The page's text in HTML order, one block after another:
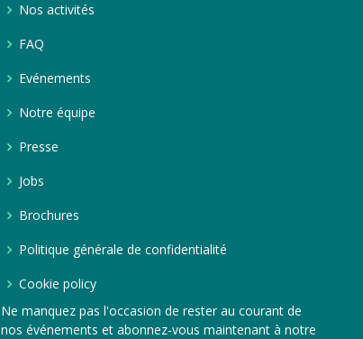
Nos activités
FAQ
Evénements
Notre équipe
Presse
Jobs
Brochures
Politique générale de confidentialité
Cookie policy
Ne manquez pas l'occasion de rester au courant de
nos événements et abonnez-vous maintenant à notre